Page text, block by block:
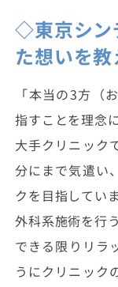
◇東京シン
た想いを教
「本当の3方（
指すことを理念
大手クリニック
分にまで気遣い
クを目指していま
外科系施術を行
できる限りリラ
うにクリニック